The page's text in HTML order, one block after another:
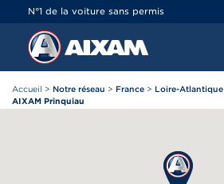
N°1 de la voiture sans permis
Accueil > Notre réseau > France > Loire-Atlantique
AIXAM Prinquiau
Panneau de gestion des cookies